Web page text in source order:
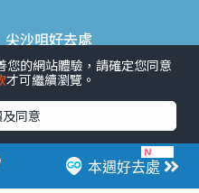
本週好去處
尖沙咀好去處
好去處 旺角好去處 社會
#美食社群熱話
用程式
#限時搶
戶中心 #著數 #網絡熱話
的網站體驗，請確定您同意
才可繼續瀏覽。
同意